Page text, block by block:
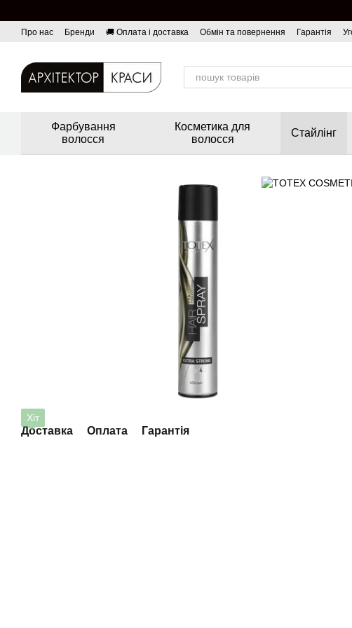
Про нас Бренди 🚚 Оплата і доставка Обмін та повернення Гарантія
Фарбування
волосся
Косметика для
волосся
Стайлінг
Хіт
Доставка Оплата Гарантія